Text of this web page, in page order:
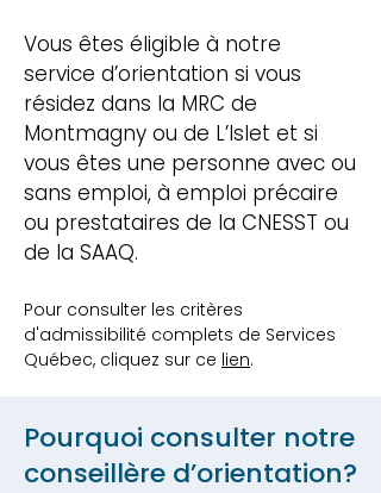
Vous êtes éligible à notre
service d’orientation si vous
résidez dans la MRC de
Montmagny ou de L’Islet et si
vous êtes une personne avec ou
sans emploi, à emploi précaire
ou prestataires de la CNESST ou
de la SAAQ.
Pour consulter les critères
d'admissibilité complets de Services
Québec, cliquez sur ce lien.
Pourquoi consulter notre
conseillère d’orientation?